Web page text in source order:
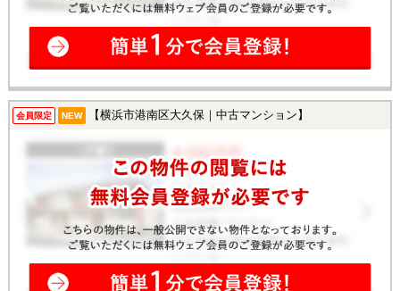
会員限定 NEW 【横浜市港南区大久保｜中古マンション】